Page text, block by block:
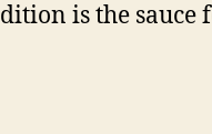
is the sauce